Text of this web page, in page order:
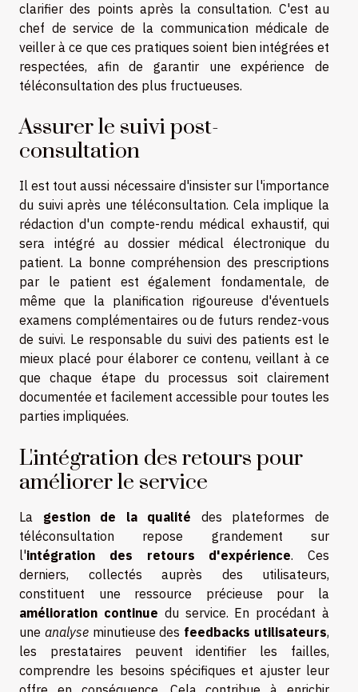
clarifier des points après la consultation. C'est au
chef de service de la communication médicale de
veiller à ce que ces pratiques soient bien intégrées et
respectées, afin de garantir une expérience de
téléconsultation des plus fructueuses.
Assurer le suivi post-
consultation
Il est tout aussi nécessaire d'insister sur l'importance
du suivi après une téléconsultation. Cela implique la
rédaction d'un compte-rendu médical exhaustif, qui
sera intégré au dossier médical électronique du
patient. La bonne compréhension des prescriptions
par le patient est également fondamentale, de
même que la planification rigoureuse d'éventuels
examens complémentaires ou de futurs rendez-vous
de suivi. Le responsable du suivi des patients est le
mieux placé pour élaborer ce contenu, veillant à ce
que chaque étape du processus soit clairement
documentée et facilement accessible pour toutes les
parties impliquées.
L'intégration des retours pour
améliorer le service
La gestion de la qualité des plateformes de
téléconsultation repose grandement sur
l'intégration des retours d'expérience. Ces
derniers, collectés auprès des utilisateurs,
constituent une ressource précieuse pour la
amélioration continue du service. En procédant à
une analyseminutieuse des feedbacks utilisateurs,
les prestataires peuvent identifier les failles,
comprendre les besoins spécifiques et ajuster leur